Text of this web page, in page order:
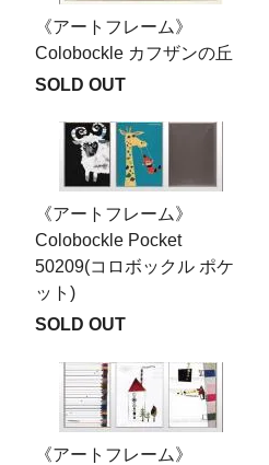
《アートフレーム》
Colobockle カフザンの丘
SOLD OUT
《アートフレーム》
Colobockle Pocket
50209(コロボックル ポケ
ット)
SOLD OUT
《アートフレーム》